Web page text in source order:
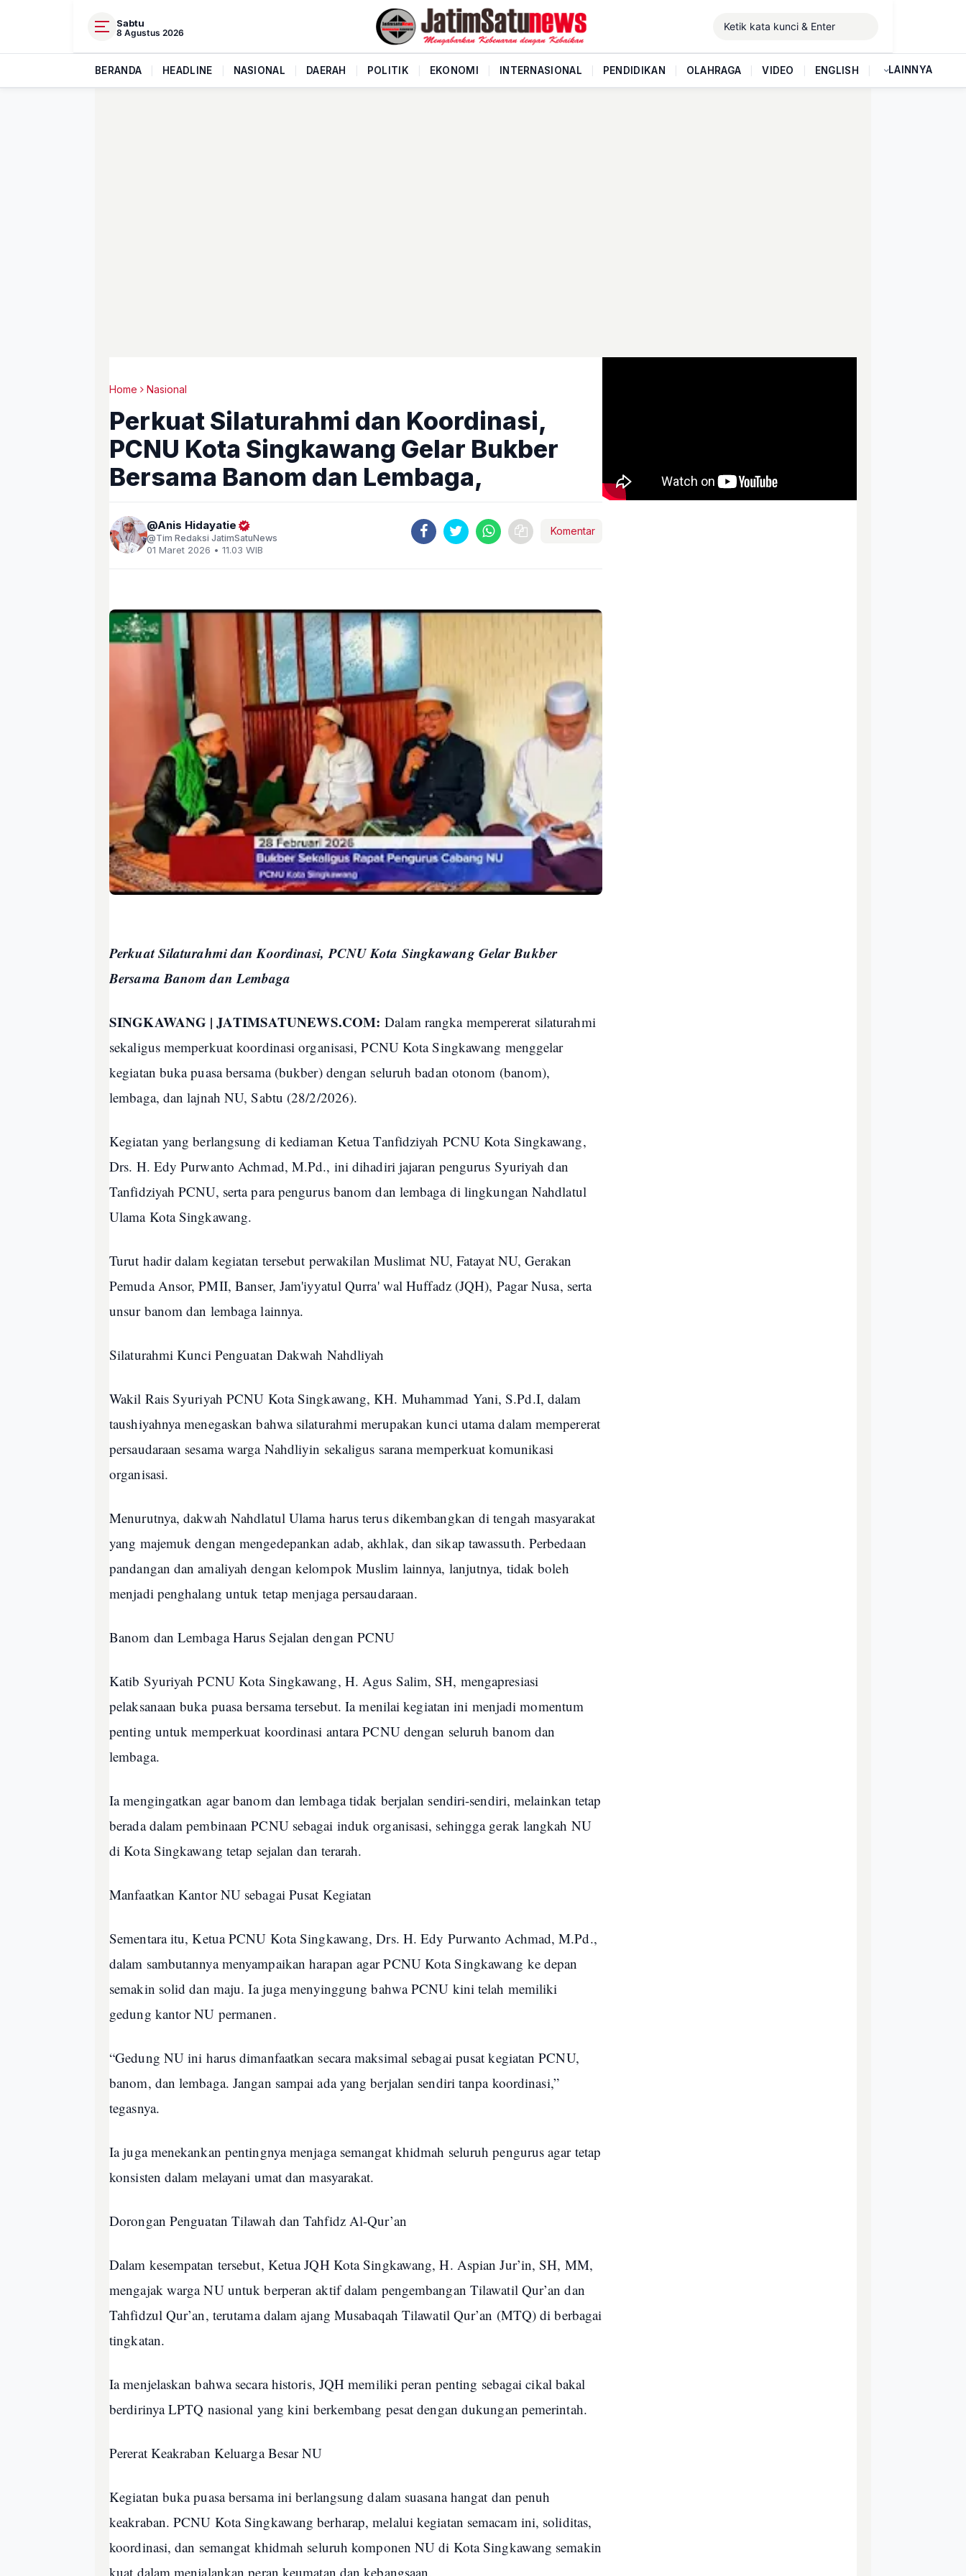
Sabtu
8 Agustus 2026
BERANDA HEADLINE NASIONAL DAERAH POLITIK EKONOMI INTERNASIONAL PENDIDIKAN OLAHRAGA VIDEO ENGLISH LAINNYA
Home Nasional
Perkuat Silaturahmi dan Koordinasi,
PCNU Kota Singkawang Gelar Bukber
Bersama Banom dan Lembaga,
Anis Hidayatie
Tim Redaksi JatimSatuNews
01 Maret 2026 • 11.03 WIB
Komentar
Perkuat Silaturahmi dan Koordinasi, PCNU Kota Singkawang Gelar Bukber
Bersama Banom dan Lembaga
SINGKAWANG | JATIMSATUNEWS.COM:Dalam rangka mempererat silaturahmi
sekaligus memperkuat koordinasi organisasi, PCNU Kota Singkawang menggelar
kegiatan buka puasa bersama (bukber) dengan seluruh badan otonom (banom),
lembaga, dan lajnah NU, Sabtu (28/2/2026).
Kegiatan yang berlangsung di kediaman Ketua Tanfidziyah PCNU Kota Singkawang,
Drs. H. Edy Purwanto Achmad, M.Pd., ini dihadiri jajaran pengurus Syuriyah dan
Tanfidziyah PCNU, serta para pengurus banom dan lembaga di lingkungan Nahdlatul
Ulama Kota Singkawang.
Turut hadir dalam kegiatan tersebut perwakilan Muslimat NU, Fatayat NU, Gerakan
Pemuda Ansor, PMII, Banser, Jam'iyyatul Qurra' wal Huffadz (JQH), Pagar Nusa, serta
unsur banom dan lembaga lainnya.
Silaturahmi Kunci Penguatan Dakwah Nahdliyah
Wakil Rais Syuriyah PCNU Kota Singkawang, KH. Muhammad Yani, S.Pd.I, dalam
taushiyahnya menegaskan bahwa silaturahmi merupakan kunci utama dalam mempererat
persaudaraan sesama warga Nahdliyin sekaligus sarana memperkuat komunikasi
organisasi.
Menurutnya, dakwah Nahdlatul Ulama harus terus dikembangkan di tengah masyarakat
yang majemuk dengan mengedepankan adab, akhlak, dan sikap tawassuth. Perbedaan
pandangan dan amaliyah dengan kelompok Muslim lainnya, lanjutnya, tidak boleh
menjadi penghalang untuk tetap menjaga persaudaraan.
Banom dan Lembaga Harus Sejalan dengan PCNU
Katib Syuriyah PCNU Kota Singkawang, H. Agus Salim, SH, mengapresiasi
pelaksanaan buka puasa bersama tersebut. Ia menilai kegiatan ini menjadi momentum
penting untuk memperkuat koordinasi antara PCNU dengan seluruh banom dan
lembaga.
Ia mengingatkan agar banom dan lembaga tidak berjalan sendiri-sendiri, melainkan tetap
berada dalam pembinaan PCNU sebagai induk organisasi, sehingga gerak langkah NU
di Kota Singkawang tetap sejalan dan terarah.
Manfaatkan Kantor NU sebagai Pusat Kegiatan
Sementara itu, Ketua PCNU Kota Singkawang, Drs. H. Edy Purwanto Achmad, M.Pd.,
dalam sambutannya menyampaikan harapan agar PCNU Kota Singkawang ke depan
semakin solid dan maju. Ia juga menyinggung bahwa PCNU kini telah memiliki
gedung kantor NU permanen.
“Gedung NU ini harus dimanfaatkan secara maksimal sebagai pusat kegiatan PCNU,
banom, dan lembaga. Jangan sampai ada yang berjalan sendiri tanpa koordinasi,”
tegasnya.
Ia juga menekankan pentingnya menjaga semangat khidmah seluruh pengurus agar tetap
konsisten dalam melayani umat dan masyarakat.
Dorongan Penguatan Tilawah dan Tahfidz Al-Qur’an
Dalam kesempatan tersebut, Ketua JQH Kota Singkawang, H. Aspian Jur’in, SH, MM,
mengajak warga NU untuk berperan aktif dalam pengembangan Tilawatil Qur’an dan
Tahfidzul Qur’an, terutama dalam ajang Musabaqah Tilawatil Qur’an (MTQ) di berbagai
tingkatan.
Ia menjelaskan bahwa secara historis, JQH memiliki peran penting sebagai cikal bakal
berdirinya LPTQ nasional yang kini berkembang pesat dengan dukungan pemerintah.
Pererat Keakraban Keluarga Besar NU
Kegiatan buka puasa bersama ini berlangsung dalam suasana hangat dan penuh
keakraban. PCNU Kota Singkawang berharap, melalui kegiatan semacam ini, soliditas,
koordinasi, dan semangat khidmah seluruh komponen NU di Kota Singkawang semakin
kuat dalam menjalankan peran keumatan dan kebangsaan.